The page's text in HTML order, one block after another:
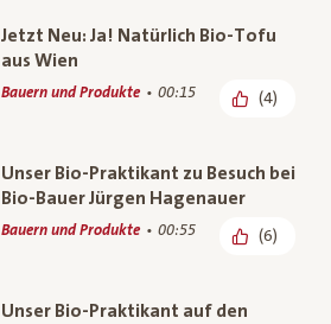
Jetzt Neu: Ja! Natürlich Bio-Tofu
aus Wien
Bauern und Produkte 00:15 (4)
Unser Bio-Praktikant zu Besuch bei
Bio-Bauer Jürgen Hagenauer
Bauern und Produkte 00:55 (6)
Unser Bio-Praktikant auf den